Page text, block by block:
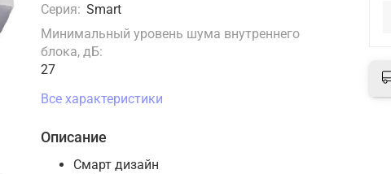
Серия: Smart
Минимальный уровень шума внутреннего
блока, дБ:
27
Все характеристики
Описание
Смарт дизайн